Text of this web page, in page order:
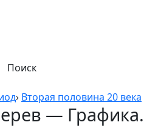
Поиск
› Вторая половина 20 века
— Графика.